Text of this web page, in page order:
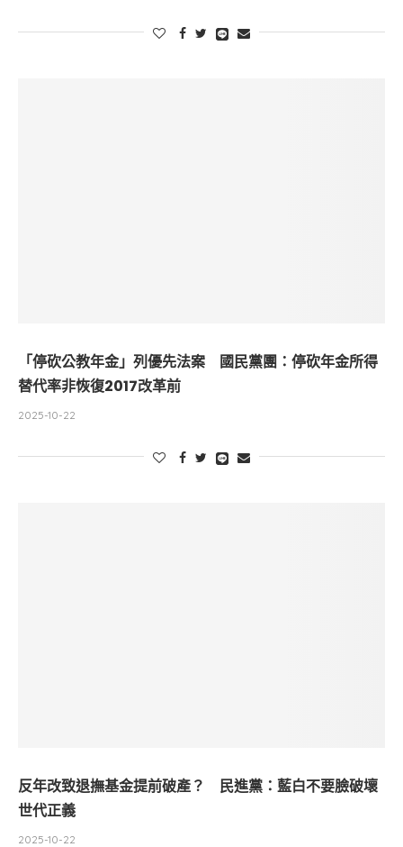
「停砍公教年金」列優先法案 國民黨團：停砍年金所得
替代率非恢復2017改革前
2025-10-22
反年改致退撫基金提前破產？ 民進黨：藍白不要臉破壞
世代正義
2025-10-22